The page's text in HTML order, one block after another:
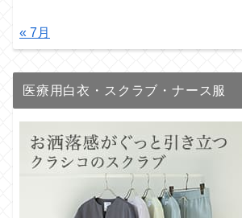
« 7月
医療用白衣・スクラブ・ナース服